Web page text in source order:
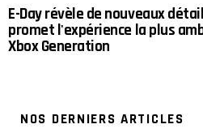
E-Day révèle de nouveaux
promet l'expérience la plus
Xbox Generation
NOS DERNIERS ARTICLES